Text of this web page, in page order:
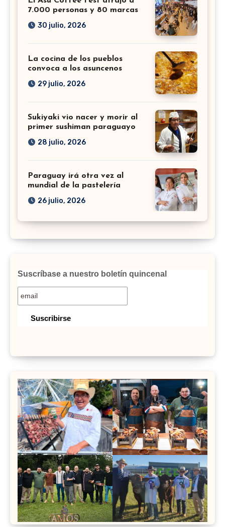
7.000 personas y 80 marcas
30 julio, 2026
La cocina de los pueblos
convoca a los asuncenos
29 julio, 2026
Sukiyaki vio nacer y morir al
primer sushiman paraguayo
28 julio, 2026
Paraguay irá otra vez al
mundial de la pastelería
26 julio, 2026
Suscríbase a nuestro boletín quincenal